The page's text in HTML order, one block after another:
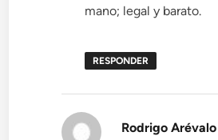
mano; legal y barato.
RESPONDER
Rodrigo